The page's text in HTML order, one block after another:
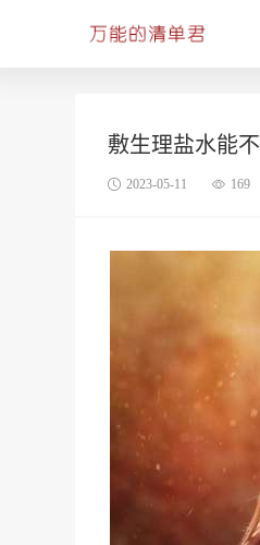
敷生理盐水能不
2023-05-11 169